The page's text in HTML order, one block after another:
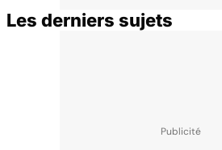
Les derniers sujets